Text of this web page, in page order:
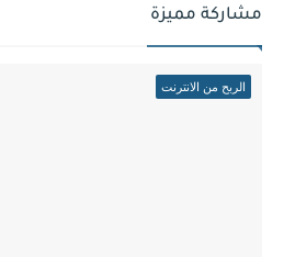
مشاركة مميزة
الربح من الانترنت